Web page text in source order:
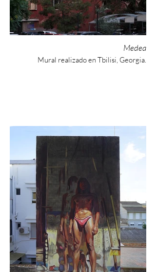
Medea
Mural realizado en Tbilisi, Georgia.